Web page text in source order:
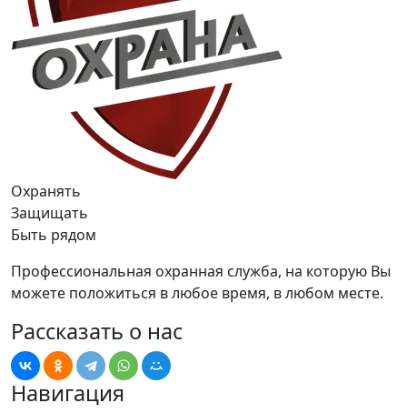
Охранять
Защищать
Быть рядом
Профессиональная охранная служба, на которую Вы
можете положиться в любое время, в любом месте.
Рассказать о нас
Навигация